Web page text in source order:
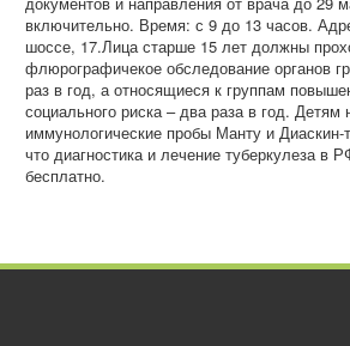
включительно. Время: с 9 до 13 часов.
шоссе, 17.Лица старше 15 лет должны
флюрографичекое обследование органов
раз в год, а относящиеся к группам
социального риска – два раза в год.
иммунологические пробы Манту и
что диагностика и лечение туберкулеза в
бесплатно.